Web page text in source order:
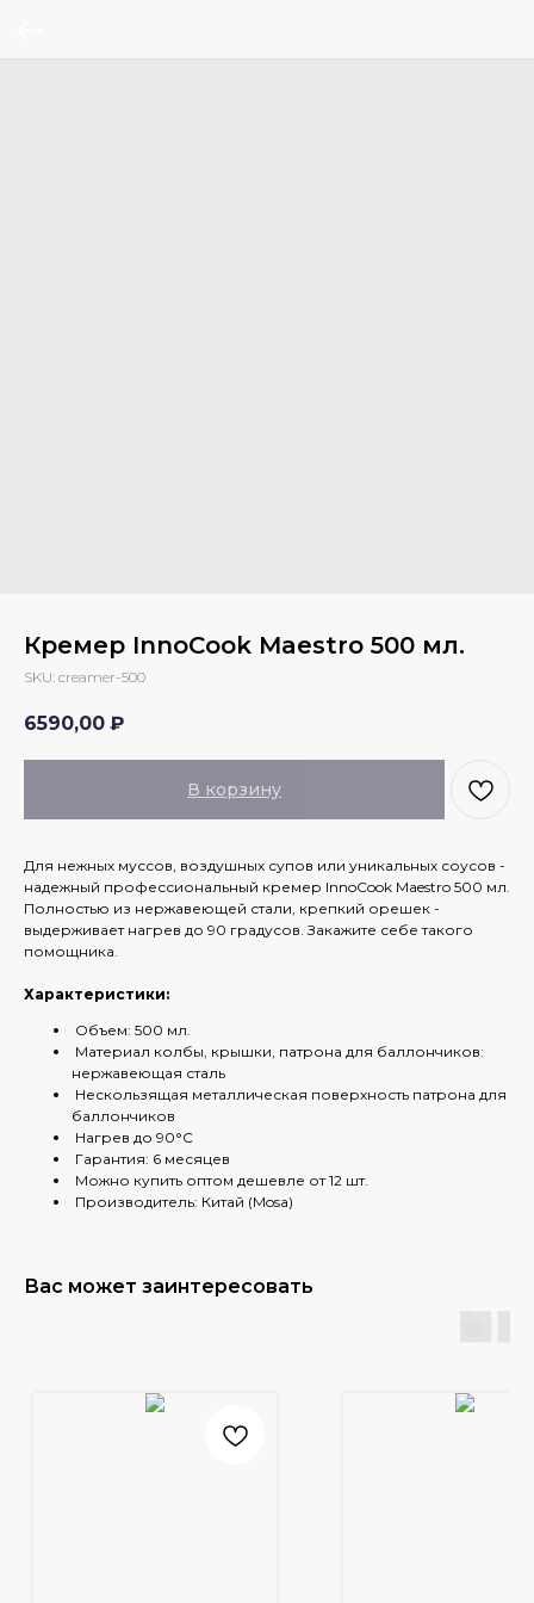
Кремер InnoCook Maestro 500 мл.
SKU: creamer-500
6590,00 ₽
В корзину
Для нежных муссов, воздушных супов или уникальных соусов -
надежный профессиональный кремер InnoCook Maestro 500 мл.
Полностью из нержавеющей стали, крепкий орешек -
выдерживает нагрев до 90 градусов. Закажите себе такого
помощника.
Характеристики:
Объем: 500 мл.
Материал колбы, крышки, патрона для баллончиков:
нержавеющая сталь
Нескользящая металлическая поверхность патрона для
баллончиков
Нагрев до 90°С
Гарантия: 6 месяцев
Можно купить оптом дешевле от 12 шт.
Производитель: Китай (Mosa)
Вас может заинтересовать